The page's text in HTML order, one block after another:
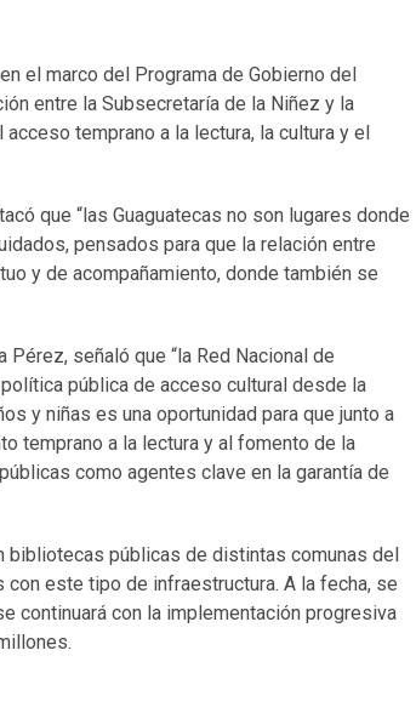
el marco del Programa de Gobierno del
entre la Subsecretaría de la Niñez y la
temprano a la lectura, la cultura y el
que “las Guaguatecas no son lugares donde
pensados para que la relación entre
y de acompañamiento, donde también se
señaló que “la Red Nacional de
pública de acceso cultural desde la
y niñas es una oportunidad para que junto a
temprano a la lectura y al fomento de la
como agentes clave en la garantía de
bibliotecas públicas de distintas comunas del
este tipo de infraestructura. A la fecha, se
continuará con la implementación progresiva